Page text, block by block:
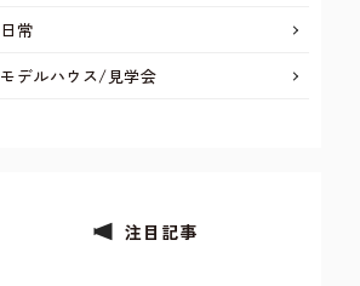
日常
モデルハウス/見学会
注目記事